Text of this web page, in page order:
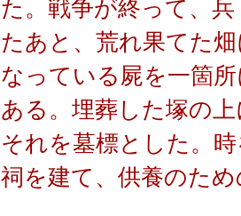
た。戦争が終って、
たあと、荒れ果てた
なっている屍を一箇
ある。埋葬した塚の
それを墓標とした。
祠を建て、供養のた